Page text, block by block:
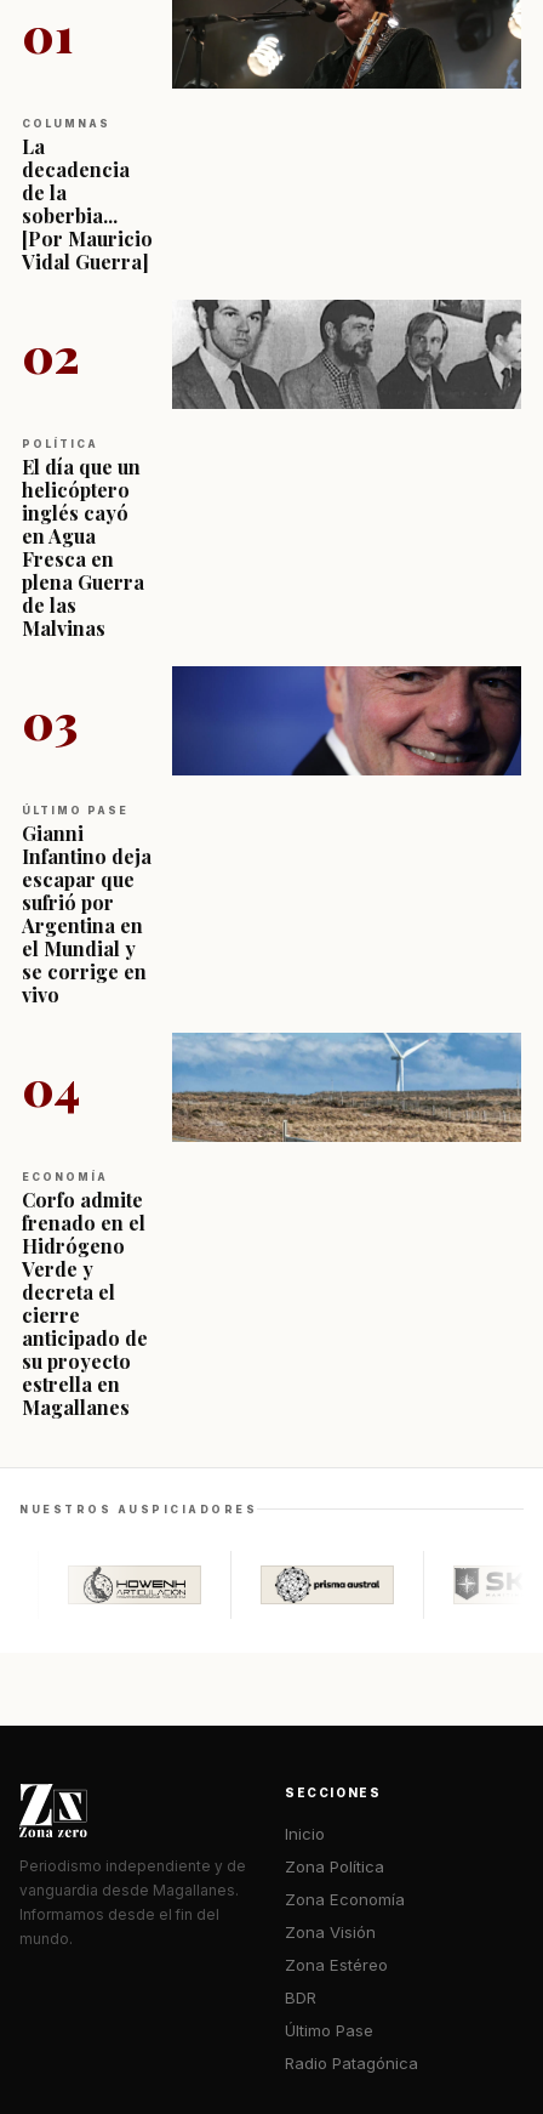
01
COLUMNAS
La
decadencia
de la
soberbia...
[Por Mauricio
Vidal Guerra]
02
POLÍTICA
El día que un
helicóptero
inglés cayó
en Agua
Fresca en
plena Guerra
de las
Malvinas
03
ÚLTIMO PASE
Gianni
Infantino deja
escapar que
sufrió por
Argentina en
el Mundial y
se corrige en
vivo
04
ECONOMÍA
Corfo admite
frenado en el
Hidrógeno
Verde y
decreta el
cierre
anticipado de
su proyecto
estrella en
Magallanes
NUESTROS AUSPICIADORES
Periodismo independiente y de
vanguardia desde Magallanes.
Informamos desde el fin del
mundo.
SECCIONES
Inicio
Zona Política
Zona Economía
Zona Visión
Zona Estéreo
BDR
Último Pase
Radio Patagónica